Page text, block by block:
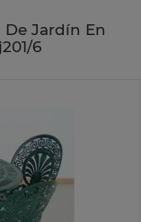
Jardín En
6